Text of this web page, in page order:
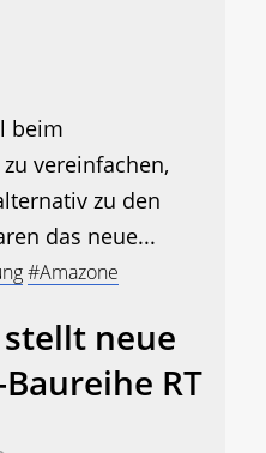
beim
vereinfachen,
zu den
das neue...
#Amazone
neue
RT